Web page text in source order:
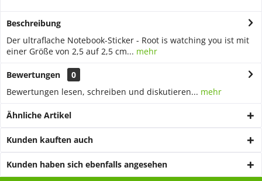
Beschreibung
Der ultraflache Notebook-Sticker - Root is watching you ist mit
einer Größe von 2,5 auf 2,5 cm... mehr
Bewertungen
0
Bewertungen lesen, schreiben und diskutieren... mehr
Ähnliche Artikel
Kunden kauften auch
Kunden haben sich ebenfalls angesehen